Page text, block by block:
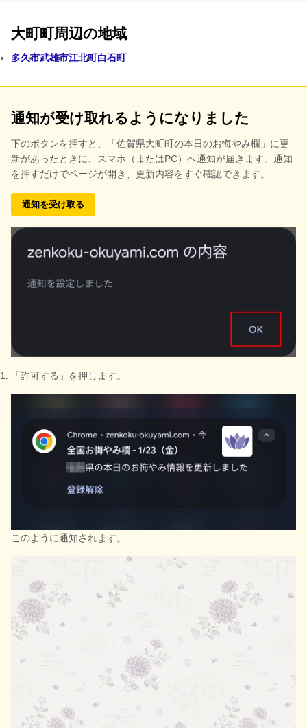
大町町周辺の地域
多久市武雄市江北町白石町
通知が受け取れるようになりました
下のボタンを押すと、
「佐賀県大町町の本日のお悔やみ欄」に更
新があったときに、スマホ（またはPC）へ通知が届きます。通知
を押すだけでページが開き、更新内容をすぐ確認できます。
通知を受け取る
「許可する」を押します。
このように通知されます。